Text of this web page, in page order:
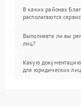
В каких районах
располагаются
Выполняете ли вы
лиц?
Какую
для юридических